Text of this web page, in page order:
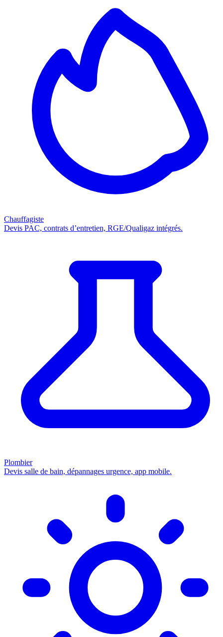
Chauffagiste
Devis PAC, contrats d’entretien, RGE/Qualigaz intégrés.
Plombier
Devis salle de bain, dépannages urgence, app mobile.